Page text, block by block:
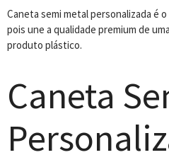
Caneta semi metal personalizada é
pois une a qualidade premium de
produto plástico.
Caneta